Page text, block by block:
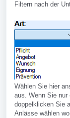
Filtern nach der
Wählen Sie hier
aus. Wenn Sie nur
doppelklicken Sie
Anlässe wählen